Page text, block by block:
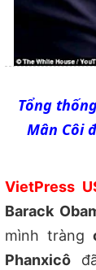
Tổng
Mân Côi
VietPress
Barack
mình tràng
Phanxicô